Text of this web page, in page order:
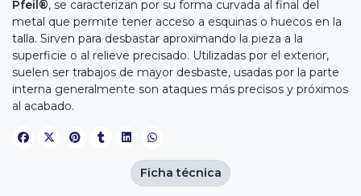
Pfeil®, se caracterizan por su forma curvada al final del
metal que permite tener acceso a esquinas o huecos en la
talla. Sirven para desbastar aproximando la pieza a la
superficie o al relieve precisado. Utilizadas por el exterior,
suelen ser trabajos de mayor desbaste, usadas por la parte
interna generalmente son ataques más precisos y próximos
al acabado.
Ficha técnica